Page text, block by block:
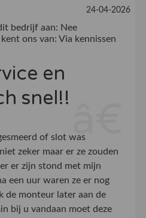
24-04-2026
bedrijf aan: Nee
ons van: Via kennissen
en
snel!!
of slot was
zeker maar er ze zouden
er zijn stond met mijn
een uur waren ze er nog
de monteur later aan de
bij u vandaan moet deze